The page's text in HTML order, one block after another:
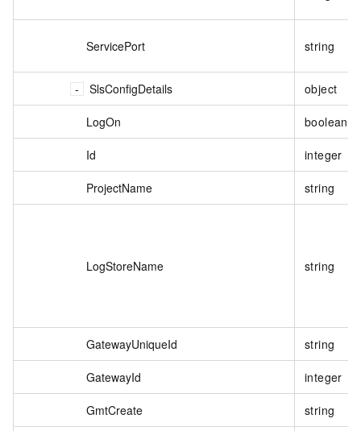
ServicePort string
SlsConfigDetails object
LogOn boolean
Id integer
ProjectName string
LogStoreName string
GatewayUniqueId string
GatewayId integer
GmtCreate string